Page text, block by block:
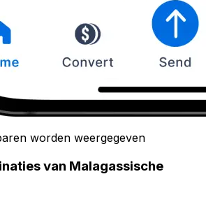
worden weergegeven
van Malagassische